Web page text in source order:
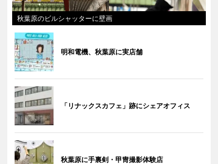
秋葉原のビルシャッターに壁画
明和電機、秋葉原に実店舗
「リナックスカフェ」跡にシェアオフィス
秋葉原に手裏剣・甲冑撮影体験店